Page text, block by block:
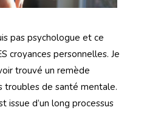
pas psychologue et ce
croyances personnelles. Je
trouvé un remède
troubles de santé mentale.
issue d’un long processus